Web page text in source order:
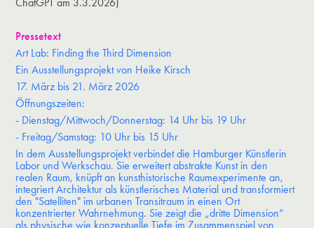
Pressetext
Art Lab: Finding the Third Dimension
Ein Ausstellungsprojekt von Heike Kirsch
17. März bis 21. März 2026
Öffnungszeiten:
- Dienstag/Mittwoch/Donnerstag: 14 Uhr bis 19 Uhr
- Freitag/Samstag: 10 Uhr bis 15 Uhr
In dem Ausstellungsprojekt verbindet die Hamburger Künstlerin
Labor und Werkschau. Sie erweitert abstrakte Kunst in den
realen Raum, knüpft an kunsthistorische Raumexperimente an,
integriert Architektur als künstlerisches Material und transformiert
den "Satelliten" im urbanen Transitraum in einen Ort
konzentrierter Wahrnehmung. Sie zeigt die „dritte Dimension“
als physische wie konzeptuelle Tiefe im Zusammenspiel von